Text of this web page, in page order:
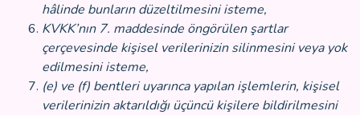
hâlinde bunların düzeltilmesini isteme,
KVKK’nın 7. maddesinde öngörülen şartlar
çerçevesinde kişisel verilerinizin silinmesini veya yok
edilmesini isteme,
(e) ve (f) bentleri uyarınca yapılan işlemlerin, kişisel
verilerinizin aktarıldığı üçüncü kişilere bildirilmesini